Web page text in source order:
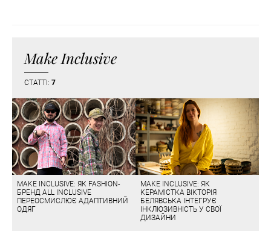
Make Inclusive
СТАТТІ: 7
MAKE INCLUSIVE: ЯК FASHION-
БРЕНД ALL INCLUSIVE
ПЕРЕОСМИСЛЮЄ АДАПТИВНИЙ
ОДЯГ
MAKE INCLUSIVE: ЯК
КЕРАМІСТКА ВІКТОРІЯ
БЕЛЯВСЬКА ІНТЕГРУЄ
ІНКЛЮЗИВНІСТЬ У СВОЇ
ДИЗАЙНИ